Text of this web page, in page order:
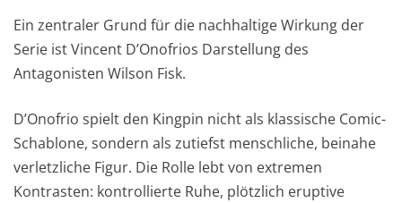
Ein zentraler Grund für die nachhaltige Wirkung der
Serie ist Vincent D’Onofrios Darstellung des
Antagonisten Wilson Fisk.
D’Onofrio spielt den Kingpin nicht als klassische Comic-
Schablone, sondern als zutiefst menschliche, beinahe
verletzliche Figur. Die Rolle lebt von extremen
Kontrasten: kontrollierte Ruhe, plötzlich eruptive